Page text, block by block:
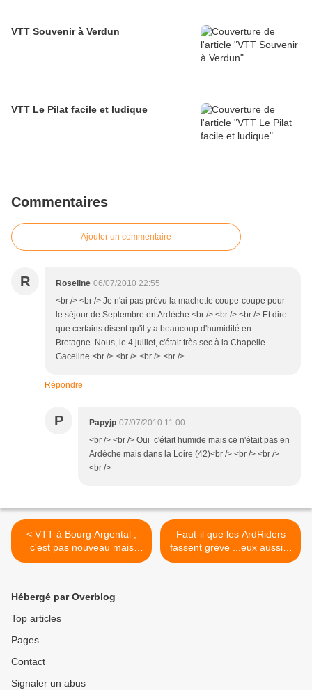
VTT Souvenir à Verdun
VTT Le Pilat facile et ludique
Commentaires
Ajouter un commentaire
R Roseline 06/07/2010 22:55
<br /> <br /> Je n'ai pas prévu la machette coupe-coupe pour
le séjour de Septembre en Ardèche <br /> <br /> <br /> Et dire
que certains disent qu'il y a beaucoup d'humidité en
Bretagne. Nous, le 4 juillet, c'était très sec à la Chapelle
Gaceline <br /> <br /> <br /> <br />
Répondre
P Papyjp 07/07/2010 11:00
<br /> <br /> Oui c'était humide mais ce n'était pas en
Ardèche mais dans la Loire (42)<br /> <br /> <br />
<br />
< VTT à Bourg Argental ,
c'est pas nouveau mais
c'est bien quand même
Faut-il que les ArdRiders
fassent grève ...eux aussi ?
>
Hébergé par Overblog
Top articles
Pages
Contact
Signaler un abus